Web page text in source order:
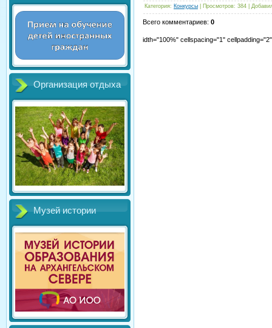
Организация отдыха
Музей истории
Категория: Конкурсы Просмотров: 384
Всего комментариев: 0
idth="100%" cellspacing="1"